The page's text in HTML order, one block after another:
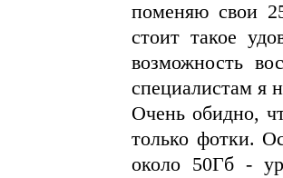
поменяю свои
стоит такое
возможность
специалистам я
Очень обидно,
только фотки.
около 50Гб -